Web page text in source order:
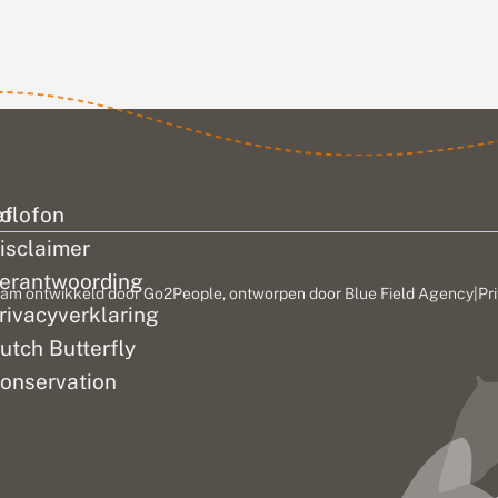
als rups is het
tijd...
Butterfly
ontwikkeld doorGo2People, ontworpen door Blue Field Agency